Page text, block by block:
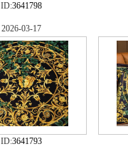
ID:3641798
2026-03-17
ID:3641793